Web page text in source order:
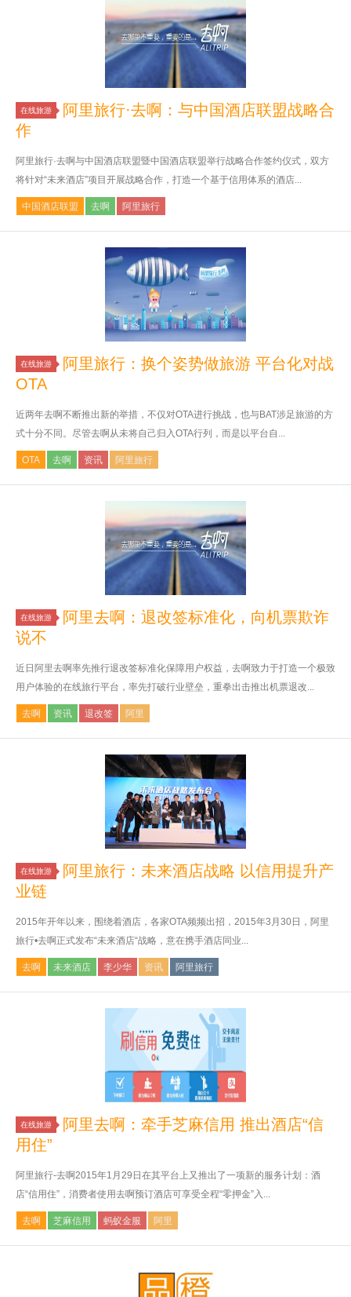
在线旅游
阿里旅行·去啊：与中国酒店联盟战略合
作
阿里旅行·去啊与中国酒店联盟暨中国酒店联盟举行战略合作签约仪式，双方
将针对“未来酒店”项目开展战略合作，打造一个基于信用体系的酒店...
中国酒店联盟 去啊 阿里旅行
在线旅游
阿里旅行：换个姿势做旅游 平台化对战
OTA
近两年去啊不断推出新的举措，不仅对OTA进行挑战，也与BAT涉足旅游的方
式十分不同。尽管去啊从未将自己归入OTA行列，而是以平台自...
OTA 去啊 资讯 阿里旅行
在线旅游
阿里去啊：退改签标准化，向机票欺诈
说不
近日阿里去啊率先推行退改签标准化保障用户权益，去啊致力于打造一个极致
用户体验的在线旅行平台，率先打破行业壁垒，重拳出击推出机票退改...
去啊 资讯 退改签 阿里
在线旅游
阿里旅行：未来酒店战略 以信用提升产
业链
2015年开年以来，围绕着酒店，各家OTA频频出招，2015年3月30日，阿里
旅行•去啊正式发布“未来酒店“战略，意在携手酒店同业...
去啊 未来酒店 李少华 资讯 阿里旅行
在线旅游
阿里去啊：牵手芝麻信用 推出酒店“信
用住”
阿里旅行-去啊2015年1月29日在其平台上又推出了一项新的服务计划：酒
店“信用住”，消费者使用去啊预订酒店可享受全程“零押金”入...
去啊 芝麻信用 蚂蚁金服 阿里